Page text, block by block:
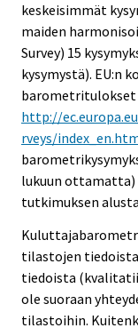
keskeisimmät
maiden
Survey) 15
kysymystä). EU:n
barometritulokset
http://
rveys/
lukuun ottamatta)
tutkimuksen
tilastojen
tiedoista
ole suoraan
tilastoihin.